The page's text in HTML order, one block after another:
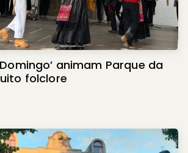
animam Parque da
folclore